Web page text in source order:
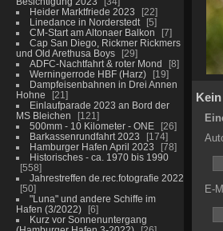
Heider Marktfriede 2023
22
Linedance in Norderstedt
5
CM-Start am Altonaer Balkon
7
Cap San Diego, Rickmer Rickmers
und Old Arethusa Boys
29
ADFC-Nachtfahrt & roter Mond
8
Werningerrode HBF (Harz)
19
Dampfeisenbahnen in Drei Annen
Hohne
21
Einlaufparade 2023 an Bord der
MS Bleichen
121
500mm - 10 Kilometer - ONE
26
Barkassenrundfahrt 2023
174
Hamburger Hafen April 2023
78
Historisches - ca. 1970 bis 1990
558
Jahrestreffen de.rec.fotografie 2022
50
"Luna" und andere Schiffe im
Hafen (3/2022)
6
Kurz vor Sonnenuntergang
E-